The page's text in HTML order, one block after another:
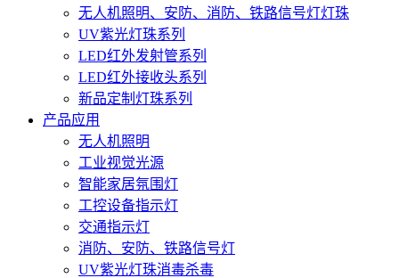
无人机照明、安防、消防、铁路信号灯灯珠
UV紫光灯珠系列
LED红外发射管系列
LED红外接收头系列
新品定制灯珠系列
产品应用
无人机照明
工业视觉光源
智能家居氛围灯
工控设备指示灯
交通指示灯
消防、安防、铁路信号灯
UV紫光灯珠消毒杀毒